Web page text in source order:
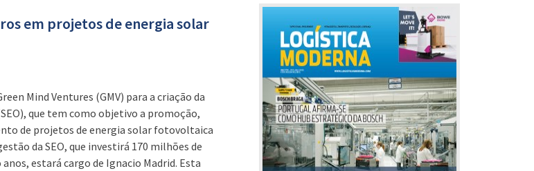
em projetos de energia solar
Mind Ventures (GMV) para a criação da
que tem como objetivo a promoção,
de projetos de energia solar fotovoltaica
da SEO, que investirá 170 milhões de
estará cargo de Ignacio Madrid. Esta